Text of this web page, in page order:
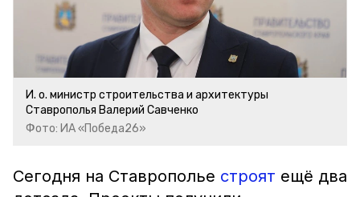
И. о. министр строительства и архитектуры
Ставрополья Валерий Савченко
Фото: ИА «Победа26»
Сегодня на Ставрополье строят ещё два